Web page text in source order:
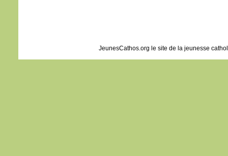
JeunesCathos.org le site de la jeunesse